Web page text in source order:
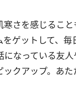
さを感じるこ
をゲットして、
なっている友
クアップ。あ